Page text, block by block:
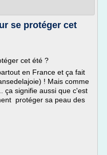
se protéger cet
cet été ?
en France et ça fait
! Mais comme
ça signifie aussi que c'est
protéger sa peau des